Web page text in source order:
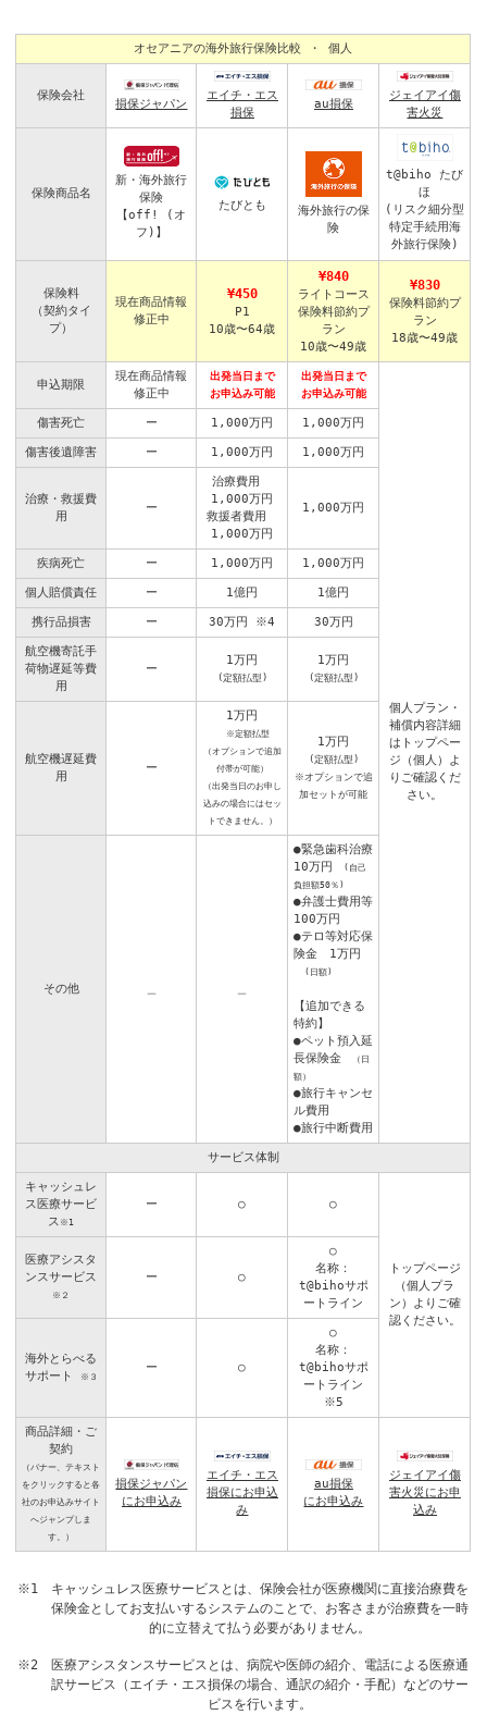
オセアニアの海外旅行保険比較 ・ 個人
保険会社
損保ジャパン
エイチ・エス
損保
au損保
ジェイアイ傷
害火災
保険商品名
新・海外旅行
保険
【off! (オ
フ)】
たびとも
海外旅行の保
険
t@biho たび
ほ
(リスク細分型
特定手続用海
外旅行保険)
保険料
（契約タイ
プ）
現在商品情報
修正中
¥450
P1
10歳〜64歳
¥840
ライトコース
保険料節約プ
ラン
10歳〜49歳
¥830
保険料節約プ
ラン
18歳〜49歳
申込期限
現在商品情報
修正中
出発当日まで
お申込み可能
出発当日まで
お申込み可能
個人プラン・
補償内容詳細
はトップペー
ジ（個人）よ
りご確認くだ
さい。
傷害死亡 ー 1,000万円 1,000万円
傷害後遺障害 ー 1,000万円 1,000万円
治療・救援費
用
ー
治療費用
1,000万円
救援者費用
1,000万円
1,000万円
疾病死亡 ー 1,000万円 1,000万円
個人賠償責任 ー 1億円 1億円
携行品損害 ー 30万円 ※4 30万円
航空機寄託手
荷物遅延等費
用
ー
1万円
(定額払型)
1万円
(定額払型)
航空機遅延費
用
ー
1万円
※定額払型
（オプションで追加
付帯が可能）
（出発当日のお申し
込みの場合にはセッ
トできません。）
1万円
(定額払型)
※オプションで追
加セットが可能
その他
●緊急歯科治療
10万円
(自己
負担額50％)
●弁護士費用等
100万円
●テロ等対応保
険金 1万円
(日額)
【追加できる
特約】
●ペット預入延
長保険金
（日
額）
●旅行キャンセ
ル費用
●旅行中断費用
サービス体制
キャッシュレ
ス医療サービ
ス ※1
ー ○ ○
トップページ
（個人プラ
ン）よりご確
認ください。
医療アシスタ
ンスサービス
※２
ー ○
○
名称：
t@bihoサポ
ートライン
海外とらべる
サポート
※３
ー ○
○
名称：
t@bihoサポ
ートライン
※5
商品詳細・ご
契約
（バナー、テキスト
をクリックすると各
社のお申込みサイト
へジャンプしま
す。）
損保ジャパン
にお申込み
エイチ・エス
損保にお申込
み
au損保
にお申込み
ジェイアイ傷
害火災にお申
込み
※1 キャッシュレス医療サービスとは、保険会社が医療機関に直接治療費を
保険金としてお支払いするシステムのことで、お客さまが治療費を一時
的に立替えて払う必要がありません。
※2 医療アシスタンスサービスとは、病院や医師の紹介、電話による医療通
訳サービス（エイチ・エス損保の場合、通訳の紹介・手配）などのサー
ビスを行います。